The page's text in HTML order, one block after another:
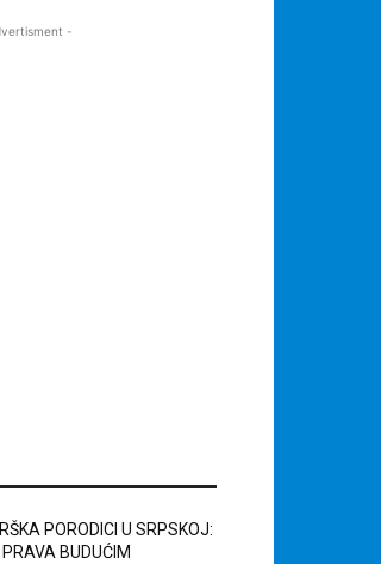
-
PORODICI U SRPSKOJ:
PRAVA BUDUĆIM